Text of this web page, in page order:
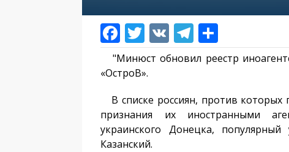
"Минюст обновил реестр
«ОстроВ».
В списке россиян, против
признания их иностранными
украинского Донецка,
Казанский.